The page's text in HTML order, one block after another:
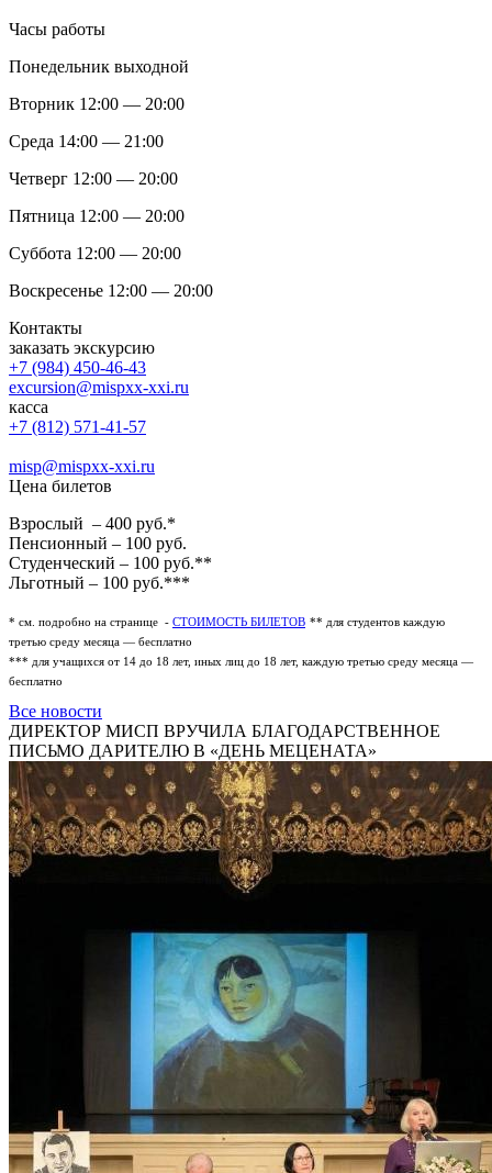
Часы работы
Понедельник выходной
Вторник 12:00 — 20:00
Среда 14:00 — 21:00
Четверг 12:00 — 20:00
Пятница 12:00 — 20:00
Суббота 12:00 — 20:00
Воскресенье 12:00 — 20:00
Контакты
заказать экскурсию
+7 (984) 450-46-43
excursion@mispxx-xxi.ru
касса
+7 (812) 571-41-57
misp@mispxx-xxi.ru
Цена билетов
Взрослый – 400 руб.*
Пенсионный – 100 руб.
Студенческий – 100 руб.**
Льготный – 100 руб.***
* см. подробно на странице - СТОИМОСТЬ БИЛЕТОВ ** для студентов каждую
третью среду месяца — бесплатно
*** для учащихся от 14 до 18 лет, иных лиц до 18 лет, каждую третью среду месяца —
бесплатно
Все новости
ДИРЕКТОР МИСП ВРУЧИЛА БЛАГОДАРСТВЕННОЕ
ПИСЬМО ДАРИТЕЛЮ В «ДЕНЬ МЕЦЕНАТА»